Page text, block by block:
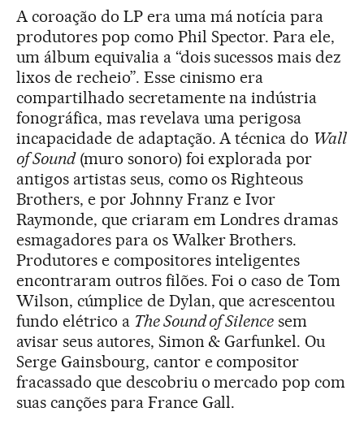
A coroação do LP era uma má notícia para
produtores pop como Phil Spector. Para ele,
um álbum equivalia a “dois sucessos mais dez
lixos de recheio”. Esse cinismo era
compartilhado secretamente na indústria
fonográfica, mas revelava uma perigosa
incapacidade de adaptação. A técnica do Wall
of Sound(muro sonoro) foi explorada por
antigos artistas seus, como os Righteous
Brothers, e por Johnny Franz e Ivor
Raymonde, que criaram em Londres dramas
esmagadores para os Walker Brothers.
Produtores e compositores inteligentes
encontraram outros filões. Foi o caso de Tom
Wilson, cúmplice de Dylan, que acrescentou
fundo elétrico a The Sound of Silence sem
avisar seus autores, Simon & Garfunkel. Ou
Serge Gainsbourg, cantor e compositor
fracassado que descobriu o mercado pop com
suas canções para France Gall.